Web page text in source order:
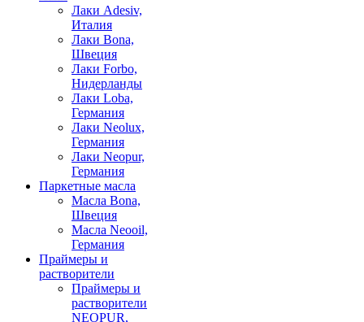
Лаки Adesiv,
Италия
Лаки Bona,
Швеция
Лаки Forbo,
Нидерланды
Лаки Loba,
Германия
Лаки Neolux,
Германия
Лаки Neopur,
Германия
Паркетные масла
Масла Bona,
Швеция
Масла Neooil,
Германия
Праймеры и
растворители
Праймеры и
растворители
NEOPUR,